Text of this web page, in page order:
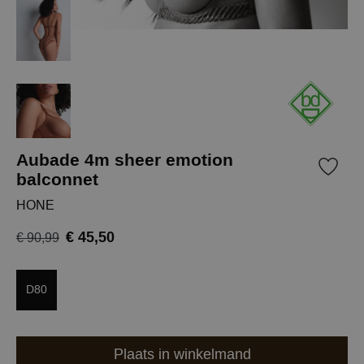
Aubade 4m sheer emotion
balconnet
HONE
€ 90,99 € 45,50
D80
Plaats in winkelmand